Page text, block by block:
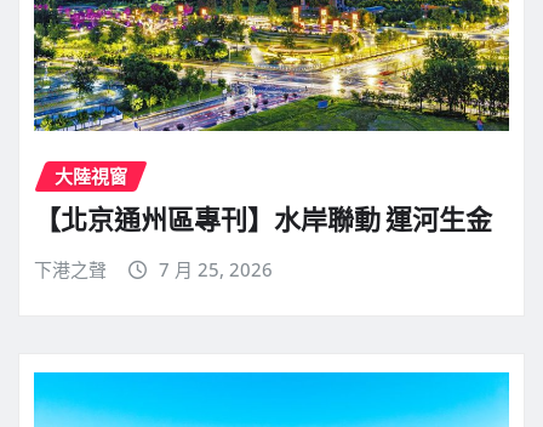
大陸視窗
【北京通州區專刊】水岸聯動 運河生金
下港之聲 7 月 25, 2026